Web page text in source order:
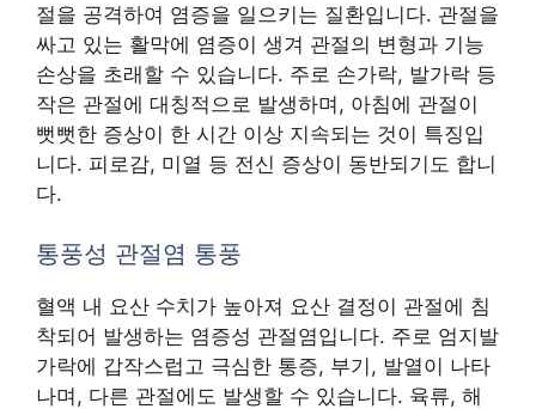
절을 공격하여 염증을 일으키는 질환입니다. 관절을
싸고 있는 활막에 염증이 생겨 관절의 변형과 기능
손상을 초래할 수 있습니다. 주로 손가락, 발가락 등
작은 관절에 대칭적으로 발생하며, 아침에 관절이
뻣뻣한 증상이 한 시간 이상 지속되는 것이 특징입
니다. 피로감, 미열 등 전신 증상이 동반되기도 합니
다.
통풍성 관절염 통풍
혈액 내 요산 수치가 높아져 요산 결정이 관절에 침
착되어 발생하는 염증성 관절염입니다. 주로 엄지발
가락에 갑작스럽고 극심한 통증, 부기, 발열이 나타
나며, 다른 관절에도 발생할 수 있습니다. 육류, 해